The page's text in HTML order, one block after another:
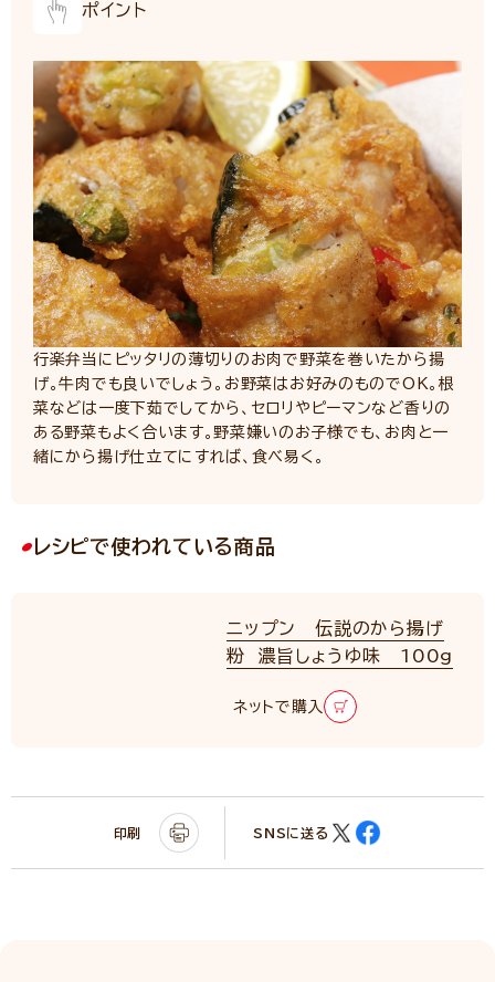
ポイント
行楽弁当にピッタリの薄切りのお肉で野菜を巻いたから揚
げ。牛肉でも良いでしょう。お野菜はお好みのものでOK。根
菜などは一度下茹でしてから、セロリやピーマンなど香りの
ある野菜もよく合います。野菜嫌いのお子様でも、お肉と一
緒にから揚げ仕立てにすれば、食べ易く。
レシピで使われている商品
ニップン 伝説のから揚げ
粉 濃旨しょうゆ味 100g
ネットで購入
印刷 SNSに送る